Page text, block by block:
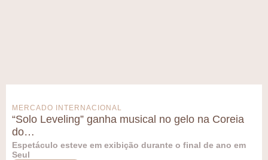
MERCADO INTERNACIONAL
“Solo Leveling” ganha musical no gelo na Coreia
do…
Espetáculo esteve em exibição durante o final de ano em
Seul